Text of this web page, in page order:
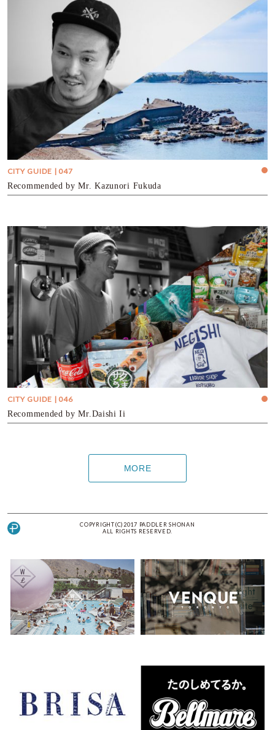
CITY GUIDE | 047
Recommended by Mr. Kazunori Fukuda
CITY GUIDE | 046
Recommended by Mr.Daishi Ii
MORE
COPYRIGHT(C)2017 PADDLER SHONAN
ALL RIGHTS RESERVED.